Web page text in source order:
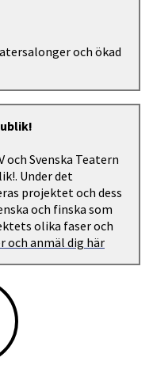
och ökad
och Svenska Teatern
Under det
projektet och dess
och finska som
olika faser och
och anmäl dig här